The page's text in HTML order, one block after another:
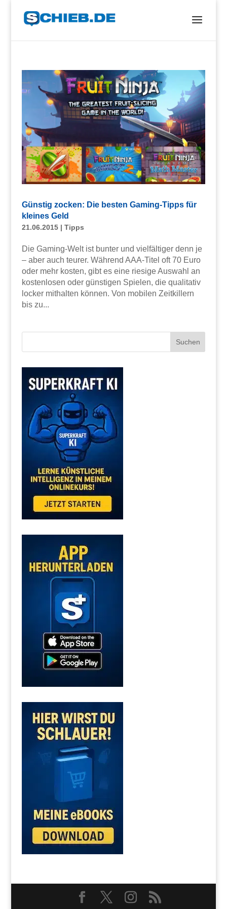
Günstig zocken: Die besten Gaming-Tipps für
kleines Geld
21.06.2015| Tipps
Die Gaming-Welt ist bunter und vielfältiger denn je
– aber auch teurer. Während AAA-Titel oft 70 Euro
oder mehr kosten, gibt es eine riesige Auswahl an
kostenlosen oder günstigen Spielen, die qualitativ
locker mithalten können. Von mobilen Zeitkillern
bis zu...